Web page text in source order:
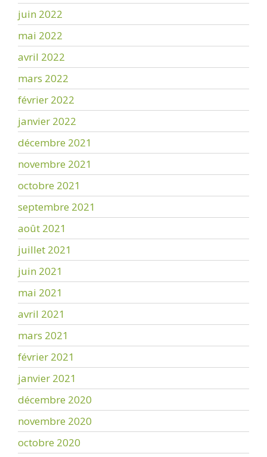
juin 2022
mai 2022
avril 2022
mars 2022
février 2022
janvier 2022
décembre 2021
novembre 2021
octobre 2021
septembre 2021
août 2021
juillet 2021
juin 2021
mai 2021
avril 2021
mars 2021
février 2021
janvier 2021
décembre 2020
novembre 2020
octobre 2020